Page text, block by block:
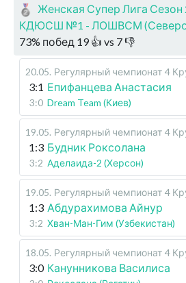
Женская Супер Лига Сезон
КДЮСШ №1 - ЛОШВСМ
73% побед 19👍 vs 7👎
20.05. Регулярный чемпионат 4
3:1 Епифанцева Анастасия
3:0 Dream Team (Киев)
19.05. Регулярный чемпионат 4
1:3 Будник Роксолана
3:2 Аделаида-2 (Херсон)
19.05. Регулярный чемпионат 4
1:3 Абдурахимова Айнур
3:2 Хван-Ман-Гим (Узбекистан)
18.05. Регулярный чемпионат 4
3:0 Канунникова Василиса